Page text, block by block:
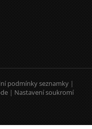
podmínky seznamky |
| Nastavení soukromí